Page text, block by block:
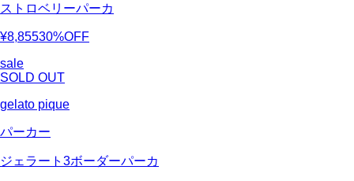
ストロベリーパーカ
¥8,85530%OFF
sale
SOLD OUT
gelato pique
パーカー
ジェラート3ボーダーパーカ